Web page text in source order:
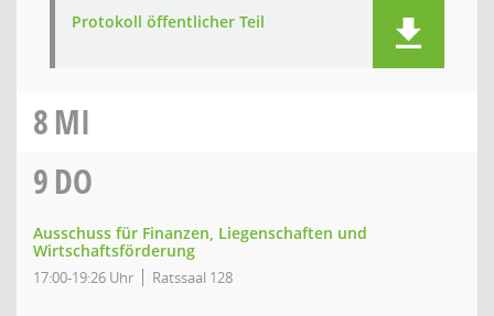
Protokoll öffentlicher Teil
8MI
9DO
Ausschuss für Finanzen, Liegenschaften und
Wirtschaftsförderung
17:00-19:26 Uhr Ratssaal 128